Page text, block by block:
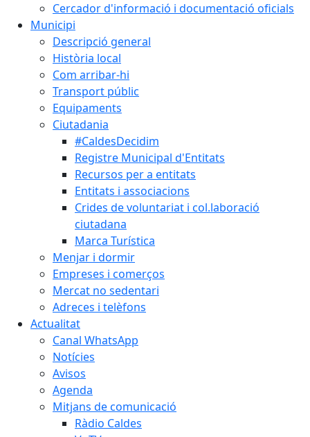
Cercador d'informació i documentació oficials
Municipi
Descripció general
Història local
Com arribar-hi
Transport públic
Equipaments
Ciutadania
#CaldesDecidim
Registre Municipal d'Entitats
Recursos per a entitats
Entitats i associacions
Crides de voluntariat i col.laboració
ciutadana
Marca Turística
Menjar i dormir
Empreses i comerços
Mercat no sedentari
Adreces i telèfons
Actualitat
Canal WhatsApp
Notícies
Avisos
Agenda
Mitjans de comunicació
Ràdio Caldes